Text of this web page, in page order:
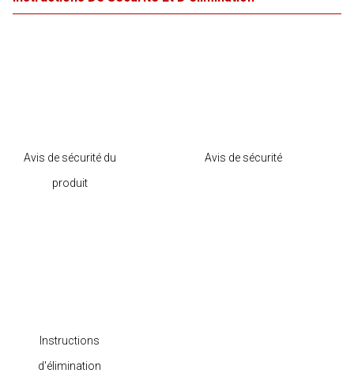
Avis de sécurité du
produit
Avis de sécurité
Instructions
d'élimination